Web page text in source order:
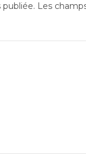
publiée. Les